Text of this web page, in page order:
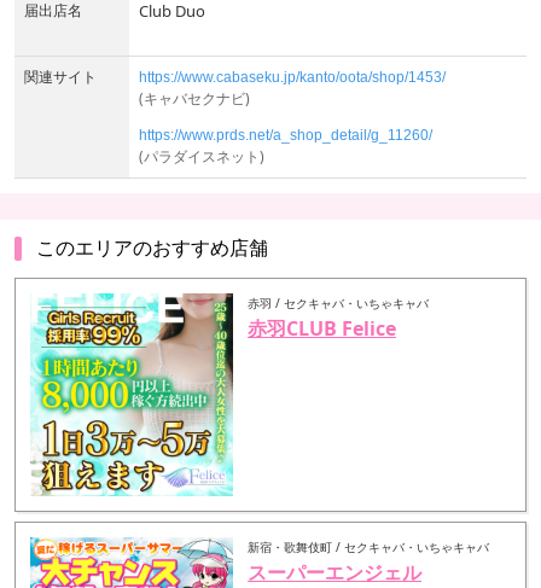
届出店名 Club Duo
関連サイト https://www.cabaseku.jp/kanto/oota/shop/1453/
(キャバセクナビ)
https://www.prds.net/a_shop_detail/g_11260/
(パラダイスネット)
このエリアのおすすめ店舗
赤羽 / セクキャバ・いちゃキャバ
赤羽CLUB Felice
新宿・歌舞伎町 / セクキャバ・いちゃキャバ
スーパーエンジェル